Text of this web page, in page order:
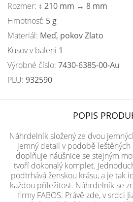
Rozmer: ↕ 210 mm ↔ 8 mm
Hmotnosť: 5 g
Materiál: Meď, pokov Zlato
Kusov v balení 1
Výrobné číslo: 7430-6385-00-Au
PLU: 932590
POPIS
Náhrdelník složený ze dvou
jemný detail v podobě
doplňuje náušnice se stejným
tvoří dokonalý komplet.
podtrhává ženskou krásu, a je tak
každou příležitost. Náhrdelník se
firmy FABOS. Právě zde, v srdci